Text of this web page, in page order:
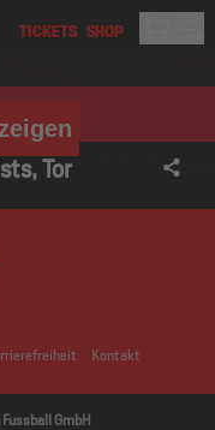
Tor
Kontakt
GmbH